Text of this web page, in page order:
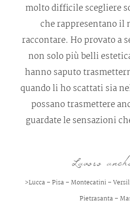
molto difficile scegliere
che rappresentano il
raccontare. Ho provato a
non solo più belli
hanno saputo
quando li ho scattati sia
possano trasmettere
guardate le sensazioni
Lavoro
>Lucca–Pisa–Montecatini–
Pietrasanta–